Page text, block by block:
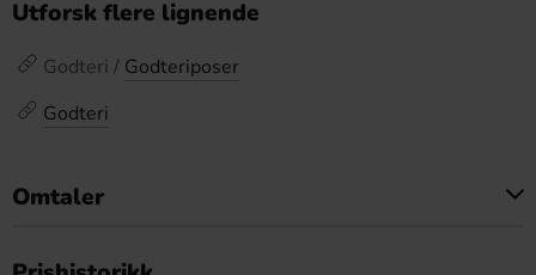
Utforsk flere lignende
Godteri / Godteriposer
Godteri
Omtaler